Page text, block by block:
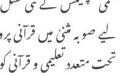
لیے صوبہ مثنیٰ میں
تحت متعدد تعلیمی و